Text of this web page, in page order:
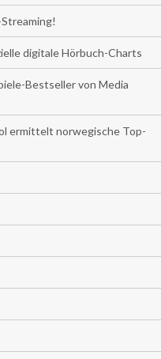
digitale Hörbuch-Charts
Bestseller von Media
ermittelt norwegische Top-